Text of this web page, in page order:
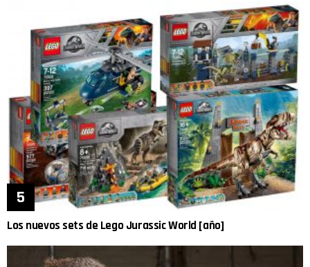
Los nuevos sets de Lego Jurassic World [año]